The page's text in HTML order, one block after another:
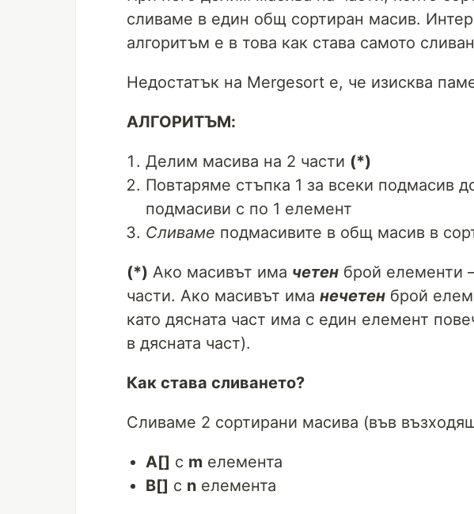
сливаме в един общ сортиран масив.
алгоритъм е в това как става самото
Недостатък на Mergesort е, че изисква
АЛГОРИТЪМ:
Делим масива на 2 части (*)
Повтаряме стъпка 1 за всеки подмасив
подмасиви с по 1 елемент
Сливаме подмасивите в общ масив в
(*) Ако масивът има четен брой елементи
части. Ако масивът има нечетен брой
като дясната част има с един елемент
в дясната част).
Как става сливането?
Сливаме 2 сортирани масива (във
А[] с m елемента
B[] с n елемента